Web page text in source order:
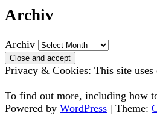
Archiv
Archiv
Privacy & Cookies: This site
To find out more, including how
Powered by WordPress | Theme: